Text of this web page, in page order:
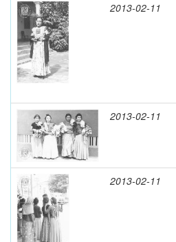
2013-02-11
2013-02-11
2013-02-11